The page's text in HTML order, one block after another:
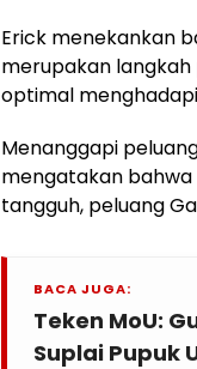
Erick menekankan
merupakan
optimal
Menanggapi
mengatakan bahwa
tangguh, peluang
BACA JUGA:
Teken MoU:
Suplai Pupuk